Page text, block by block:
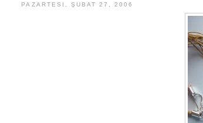
PAZARTESI, ŞUBAT 27, 2006